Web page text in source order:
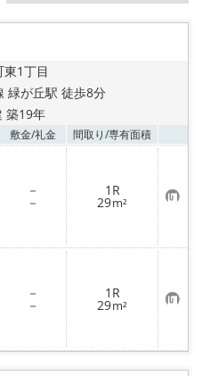
1丁目
緑が丘駅 徒歩8分
築19年
敷金/礼金 間取り/専有面積
－
－
1R
29m² お
気
に
入
り
登
録
－
－
1R
29m² お
気
に
入
り
登